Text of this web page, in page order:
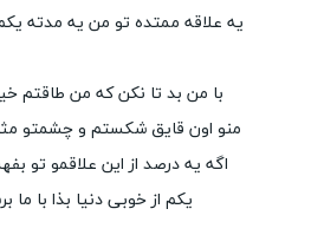
یه علاقه ممتده تو من یه مدته
با من بد تا نکن که من طاقتم
منو اون قایق شکستم و چشمتو
اگه یه درصد از این علاقمو تو
یکم از خوبی دنیا بذا با ما